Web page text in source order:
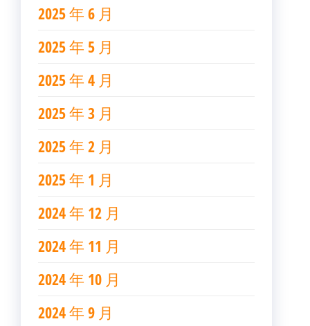
2025 年 6 月
2025 年 5 月
2025 年 4 月
2025 年 3 月
2025 年 2 月
2025 年 1 月
2024 年 12 月
2024 年 11 月
2024 年 10 月
2024 年 9 月